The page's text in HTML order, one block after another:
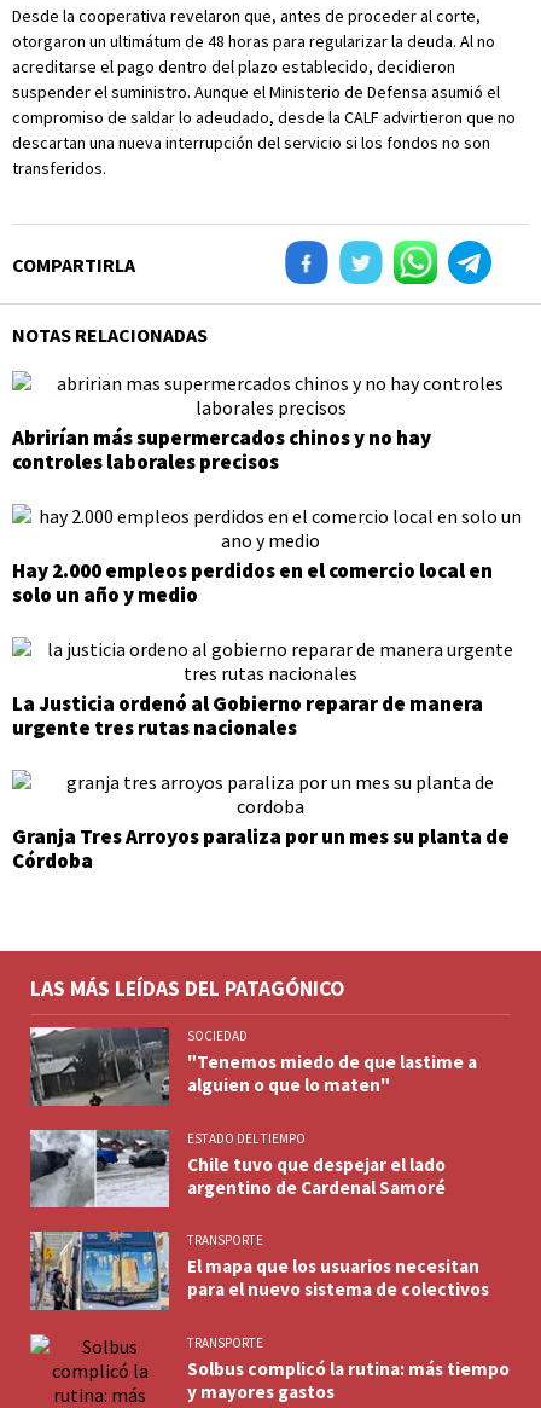
Desde la cooperativa revelaron que, antes de proceder al corte,
otorgaron un ultimátum de 48 horas para regularizar la deuda. Al no
acreditarse el pago dentro del plazo establecido, decidieron
suspender el suministro. Aunque el Ministerio de Defensa asumió el
compromiso de saldar lo adeudado, desde la CALF advirtieron que no
descartan una nueva interrupción del servicio si los fondos no son
transferidos.
COMPARTIRLA
NOTAS RELACIONADAS
Abrirían más supermercados chinos y no hay
controles laborales precisos
Hay 2.000 empleos perdidos en el comercio local en
solo un año y medio
La Justicia ordenó al Gobierno reparar de manera
urgente tres rutas nacionales
Granja Tres Arroyos paraliza por un mes su planta de
Córdoba
LAS MÁS LEÍDAS DEL PATAGÓNICO
SOCIEDAD
"Tenemos miedo de que lastime a
alguien o que lo maten"
ESTADO DEL TIEMPO
Chile tuvo que despejar el lado
argentino de Cardenal Samoré
TRANSPORTE
El mapa que los usuarios necesitan
para el nuevo sistema de colectivos
TRANSPORTE
Solbus complicó la rutina: más tiempo
y mayores gastos